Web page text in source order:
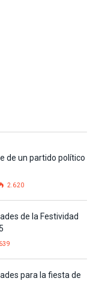
de un partido político
2.620
de la Festividad
para la fiesta de